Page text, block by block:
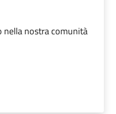
nella nostra comunità